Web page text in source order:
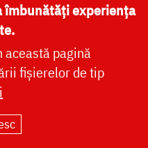
MEDIA
| ©
îmbunătăți experiența
pagină
fișierelor de tip